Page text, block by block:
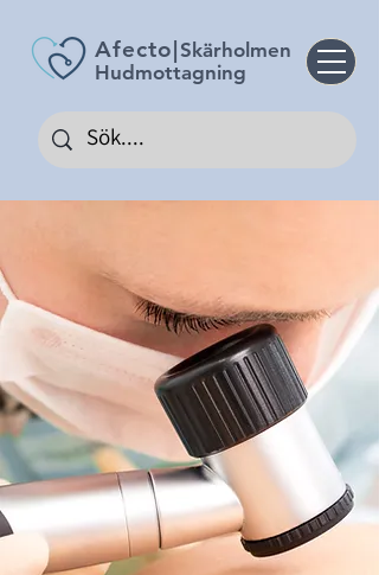
Afecto|Skärholmen
Hudmottagning